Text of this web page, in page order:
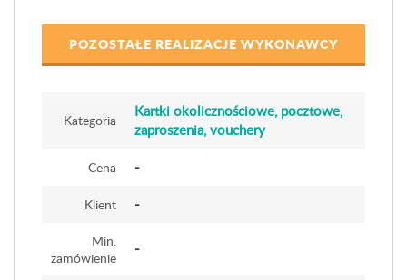
POZOSTAŁE REALIZACJE WYKONAWCY
Kategoria
Kartki okolicznościowe, pocztowe,
zaproszenia, vouchery
Cena -
Klient -
Min.
zamówienie
-